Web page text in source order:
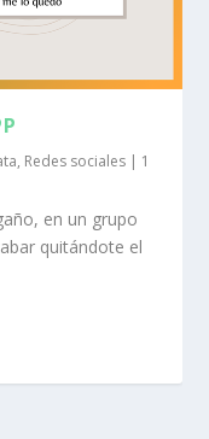
, Redes sociales | 1
en un grupo
quitándote el